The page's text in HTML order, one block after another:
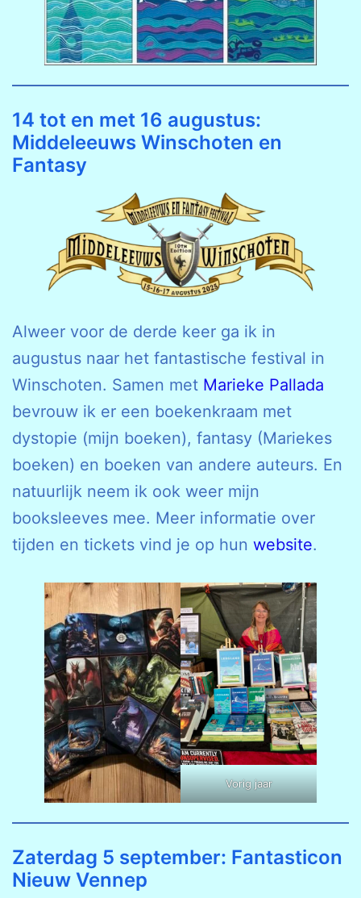
14 tot en met 16 augustus:
Middeleeuws Winschoten en
Fantasy
Alweer voor de derde keer ga ik in
augustus naar het fantastische festival in
Winschoten. Samen met Marieke Pallada
bevrouw ik er een boekenkraam met
dystopie (mijn boeken), fantasy (Mariekes
boeken) en boeken van andere auteurs. En
natuurlijk neem ik ook weer mijn
booksleeves mee. Meer informatie over
tijden en tickets vind je op hun website.
Vorig jaar
Zaterdag 5 september: Fantasticon
Nieuw Vennep